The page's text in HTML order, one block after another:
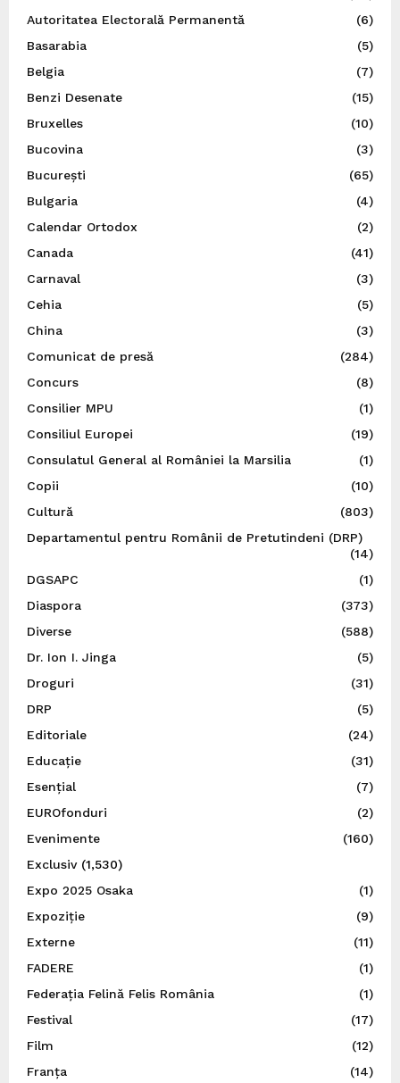
Autoritatea Electorală Permanentă
(6)
Basarabia
(5)
Belgia
(7)
Benzi Desenate
(15)
Bruxelles
(10)
Bucovina
(3)
București
(65)
Bulgaria
(4)
Calendar Ortodox
(2)
Canada
(41)
Carnaval
(3)
Cehia
(5)
China
(3)
Comunicat de presă
(284)
Concurs
(8)
Consilier MPU
(1)
Consiliul Europei
(19)
Consulatul General al României la Marsilia
(1)
Copii
(10)
Cultură
(803)
Departamentul pentru Românii de Pretutindeni (DRP)
(14)
DGSAPC
(1)
Diaspora
(373)
Diverse
(588)
Dr. Ion I. Jinga
(5)
Droguri
(31)
DRP
(5)
Editoriale
(24)
Educație
(31)
Esențial
(7)
EUROfonduri
(2)
Evenimente
(160)
Exclusiv(1,530)
Expo 2025 Osaka
(1)
Expoziție
(9)
Externe
(11)
FADERE
(1)
Federația Felină Felis România
(1)
Festival
(17)
Film
(12)
Franța
(14)